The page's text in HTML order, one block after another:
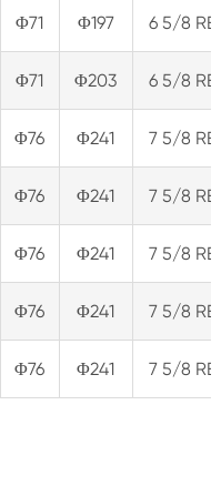
Φ71 Φ197 6 5/8
Φ71 Φ203 6 5/8
Φ76 Φ241 7 5/8
Φ76 Φ241 7 5/8
Φ76 Φ241 7 5/8
Φ76 Φ241 7 5/8
Φ76 Φ241 7 5/8